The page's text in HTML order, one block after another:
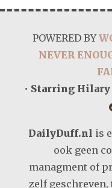
POWERED BY
NEVER
• Starring Hilary
DailyDuff.nl is
ook geen
managment of
zelf